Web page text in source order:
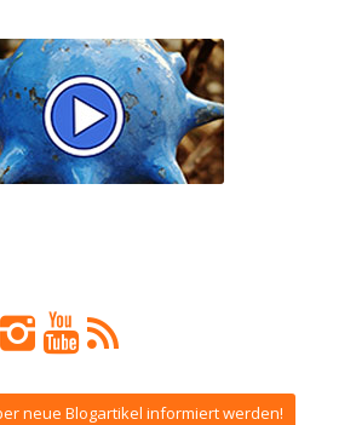
neue Blogartikel informiert werden!